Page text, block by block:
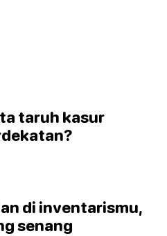
taruh kasur
di inventarismu,
senang